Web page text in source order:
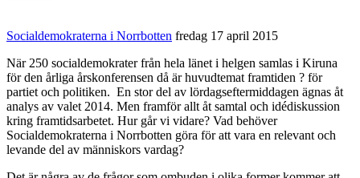
Socialdemokraterna i Norrbotten fredag 17 april 2015
När 250 socialdemokrater från hela länet i helgen samlas i Kiruna
för den årliga årskonferensen då är huvudtemat framtiden ? för
partiet och politiken. En stor del av lördagseftermiddagen ägnas åt
analys av valet 2014. Men framför allt åt samtal och idédiskussion
kring framtidsarbetet. Hur går vi vidare? Vad behöver
Socialdemokraterna i Norrbotten göra för att vara en relevant och
levande del av människors vardag?